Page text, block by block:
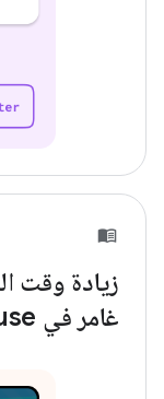
زيادة وقت
غامر في ABCmouse